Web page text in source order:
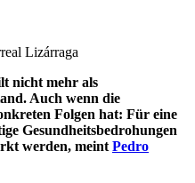
Lizárraga
nicht mehr als
Auch wenn die
Folgen hat: Für eine
Gesundheitsbedrohungen
werden, meint Pedro